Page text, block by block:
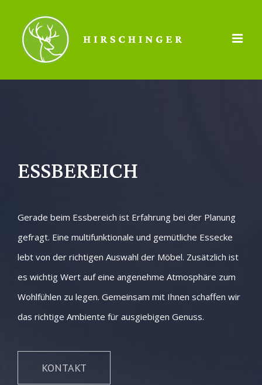
springen
ESSBEREICH
Gerade beim Essbereich ist Erfahrung bei der Planung
gefragt. Eine multifunktionale und gemütliche Essecke
lebt von der richtigen Auswahl der Möbel. Zusätzlich ist
es wichtig Wert auf eine angenehme Atmosphäre zum
Wohlfühlen zu legen. Gemeinsam mit Ihnen schaffen wir
das richtige Ambiente für ausgiebigen Genuss.
KONTAKT